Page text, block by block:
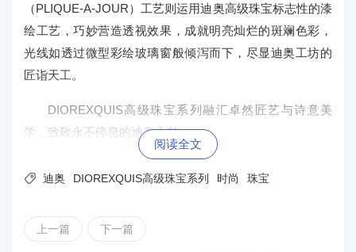
（PLIQUE-A-JOUR）工艺则运用迪奥高级珠宝标志性的漆
绘工艺，巧妙营造透视效果，成就明亮灿烂的斑斓色彩，
光线如透过微型彩绘玻璃窗般倾泻而下，尽显迪奥工坊的
匠诣天工。
DIOREXQUIS高级珠宝系列融汇卓然匠艺与诗意美
学，致敬永不停息的迪奥之梦。
阅读全文
 迪奥 DIOREXQUIS高级珠宝系列 时尚 珠宝
上一篇 下一篇